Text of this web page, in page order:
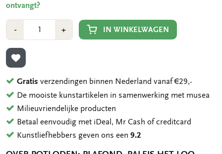
ontvangt?
-Min
1
+Plus
1
IN WINKELWAGEN
TOEVOEGEN AAN VERLANGLIJST
Gratis verzendingen binnen Nederland vanaf €29,-
De mooiste kunstartikelen in samenwerking met musea
Milieuvriendelijke producten
Betaal eenvoudig met iDeal, Mr Cash of creditcard
Kunstliefhebbers geven ons een9.2